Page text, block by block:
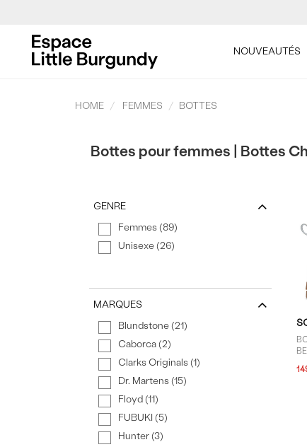
LES
TON
NOUVEAUTÉS
HOME FEMMES BOTTES
Bottes pour femmes | Bottes
GENRE
Femmes (89)
Unisexe (26)
MARQUES
Blundstone (21)
Caborca (2)
Clarks Originals (1)
Dr. Martens (15)
Floyd (11)
FUBUKI (5)
Hunter (3)